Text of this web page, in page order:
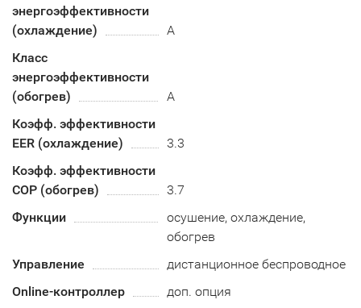
энергоэффективности
(охлаждение)
А
Класс
энергоэффективности
(обогрев)
A
Коэфф. эффективности
EER (охлаждение)
3.3
Коэфф. эффективности
COP (обогрев)
3.7
Функции
осушение, охлаждение,
обогрев
Управление
дистанционное беспроводное
Online-контроллер
доп. опция